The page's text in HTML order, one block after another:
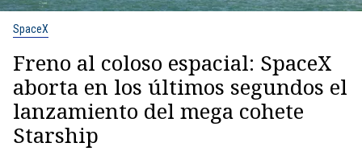
SpaceX
Freno al coloso espacial: SpaceX
aborta en los últimos segundos el
lanzamiento del mega cohete
Starship